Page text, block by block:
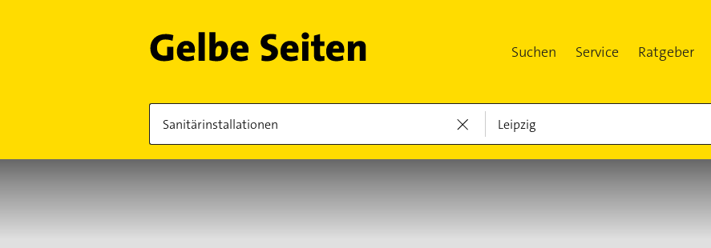
Suchen Service Ratgeber